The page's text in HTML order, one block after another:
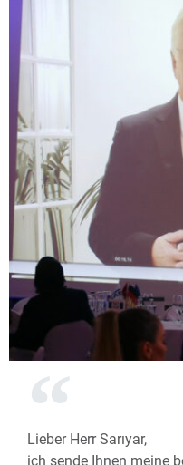
Lieber Herr Sarıyar,
ich sende Ihnen meine